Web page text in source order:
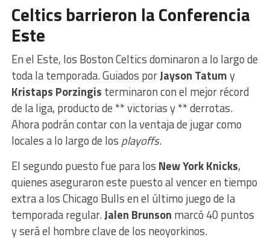
Celtics barrieron la Conferencia
Este
En el Este, los Boston Celtics dominaron a lo largo de
toda la temporada. Guiados porJayson Tatumy
Kristaps Porzingis terminaron con el mejor récord
de la liga, producto de ** victorias y ** derrotas.
Ahora podrán contar con la ventaja de jugar como
locales a lo largo de los playoffs.
El segundo puesto fue para los New York Knicks,
quienes aseguraron este puesto al vencer en tiempo
extra a los Chicago Bulls en el último juego de la
temporada regular.Jalen Brunson marcó 40 puntos
y será el hombre clave de los neoyorkinos.